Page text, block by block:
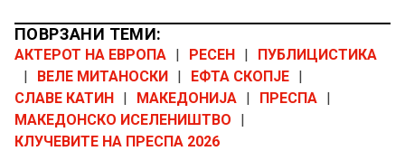
ПОВРЗАНИ ТЕМИ:
АКТЕРОТ НА ЕВРОПА | РЕСЕН |
ПУБЛИЦИСТИКА
|
ВЕЛЕ МИТАНОСКИ | ЕФТА СКОПЈЕ |
СЛАВЕ КАТИН | МАКЕДОНИЈА | ПРЕСПА |
МАКЕДОНСКО ИСЕЛЕНИШТВО
|
КЛУЧЕВИТЕ НА ПРЕСПА 2026